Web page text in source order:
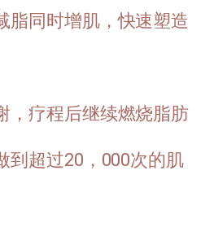
脂同时增肌，快速塑造
，疗程后继续燃烧脂肪
到超过20，000次的肌